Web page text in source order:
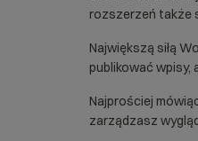
rozszerzeń także
Największą siłą
publikować wpisy,
Najprościej
zarządzasz